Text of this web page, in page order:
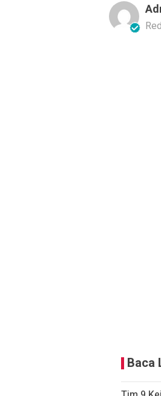
Baca